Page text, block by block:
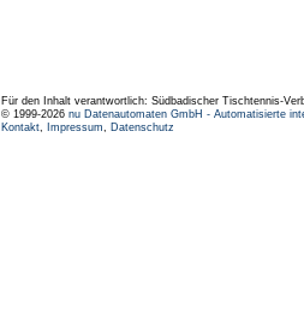
Für den Inhalt verantwortlich: Südbadischer Tischtennis-
© 1999-2026 nu Datenautomaten GmbH - Automatisierte
Kontakt, Impressum, Datenschutz